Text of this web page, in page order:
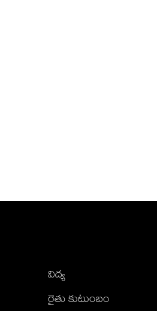
విద్య
రైతు కుటుంబం